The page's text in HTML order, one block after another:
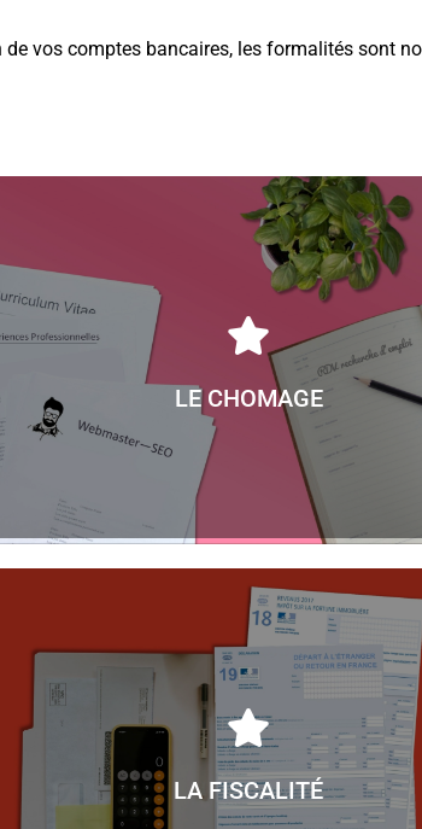
vos comptes bancaires, les formalités sont
LE CHOMAGE
LA FISCALITÉ